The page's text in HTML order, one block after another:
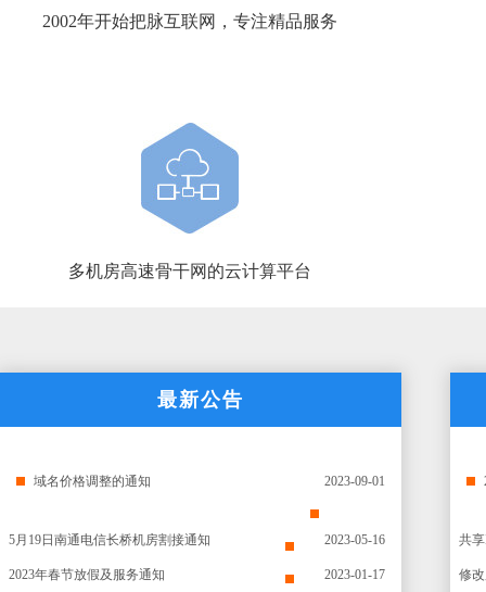
2002年开始把脉互联网，专注精品服务
多机房高速骨干网的云计算平台
最新公告
域名价格调整的通知 2023-09-01
5月19日南通电信长桥机房割接通知 2023-05-16
2023年春节放假及服务通知 2023-01-17
共
修